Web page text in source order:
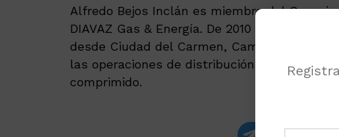
Alfredo Bejos Inclán es miembro del
DIAVAZ Gas & Energía. De 2010 a 2016
desde Ciudad del Carmen, Campeche y de
las operaciones de distribución,
comprimido.